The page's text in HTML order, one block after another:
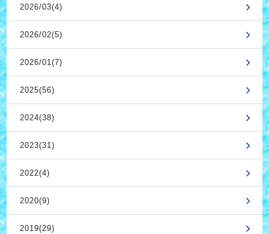
2026/03(4)
2026/02(5)
2026/01(7)
2025(56)
2024(38)
2023(31)
2022(4)
2020(9)
2019(29)